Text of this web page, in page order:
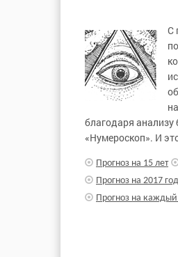
С
благодаря анализу
«Нумероскоп». И
Прогноз на 15 лет
Прогноз на 2017 год
Прогноз на